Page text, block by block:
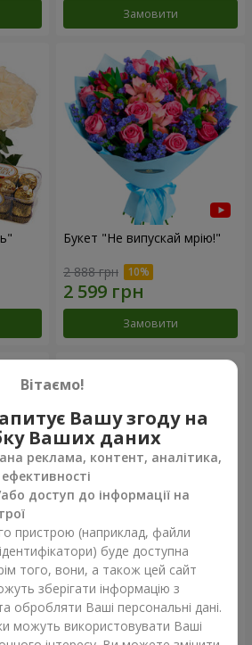
Замовити
Букет "Не випускай мрію!"
2 888 грн
Замовити
51 біла хризантема
5 175 грн
Замовити
Вітаємо!
Вашу згоду на
Ваших даних
реклама, контент, аналітика,
доступ до інформації на
пристрою (наприклад, файли
буде доступна
того, вони, а також цей сайт
зберігати інформацію з
обробляти Ваші персональні дані.
можуть використовувати Ваші